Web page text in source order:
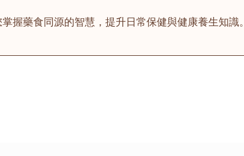
握藥食同源的智慧，提升日常保健與健康養生知識。